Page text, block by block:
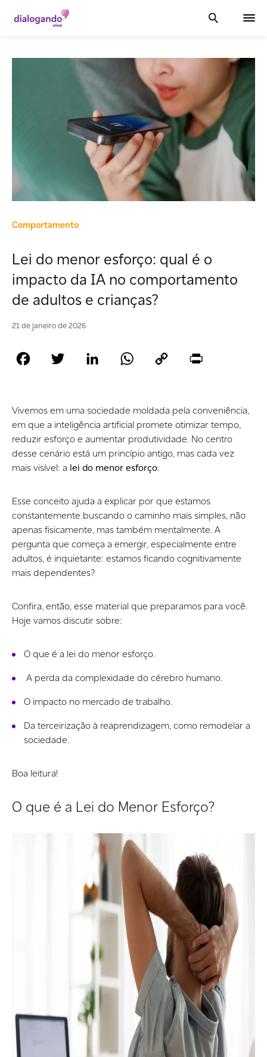
Comportamento
Lei do menor esforço: qual é o
impacto da IA no comportamento
de adultos e crianças?
21 de janeiro de 2026
Facebook Twitter LinkedIn WhatsAppCopy
Vivemos em uma sociedade moldada pela conveniência,
em que a inteligência artificial promete otimizar tempo,
reduzir esforço e aumentar produtividade. No centro
desse cenário está um princípio antigo, mas cada vez
mais visível: a lei do menor esforço.
Esse conceito ajuda a explicar por que estamos
constantemente buscando o caminho mais simples, não
apenas fisicamente, mas também mentalmente. A
pergunta que começa a emergir, especialmente entre
adultos, é inquietante: estamos ficando cognitivamente
mais dependentes?
Confira, então, esse material que preparamos para você.
Hoje vamos discutir sobre:
O que é a lei do menor esforço.
A perda da complexidade do cérebro humano.
O impacto no mercado de trabalho.
Da terceirização à reaprendizagem, como remodelar a
sociedade.
Boa leitura!
O que é a Lei do Menor Esforço?